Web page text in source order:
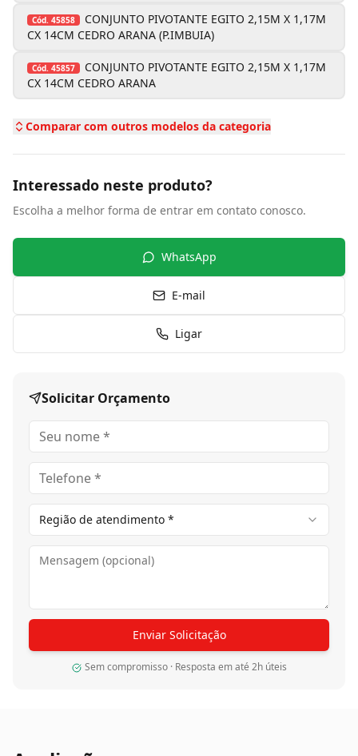
Cód. 45858
CONJUNTO PIVOTANTE EGITO 2,15M X 1,17M
CX 14CM CEDRO ARANA (P.IMBUIA)
Cód. 45857
CONJUNTO PIVOTANTE EGITO 2,15M X 1,17M
CX 14CM CEDRO ARANA
Comparar com outros modelos da categoria
Interessado neste produto?
Escolha a melhor forma de entrar em contato conosco.
WhatsApp
E-mail
Ligar
Solicitar Orçamento
Região de atendimento *
Enviar Solicitação
Sem compromisso · Resposta em até 2h úteis